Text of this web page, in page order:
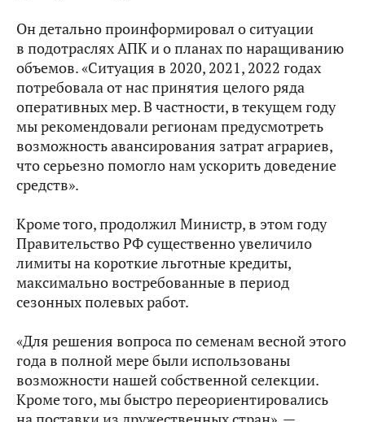
Он детально проинформировал о ситуации
в подотраслях АПК и о планах по наращиванию
объемов. «Ситуация в 2020, 2021, 2022 годах
потребовала от нас принятия целого ряда
оперативных мер. В частности, в текущем году
мы рекомендовали регионам предусмотреть
возможность авансирования затрат аграриев,
что серьезно помогло нам ускорить доведение
средств».
Кроме того, продолжил Министр, в этом году
Правительство РФ существенно увеличило
лимиты на короткие льготные кредиты,
максимально востребованные в период
сезонных полевых работ.
«Для решения вопроса по семенам весной этого
года в полной мере были использованы
возможности нашей собственной селекции.
Кроме того, мы быстро переориентировались